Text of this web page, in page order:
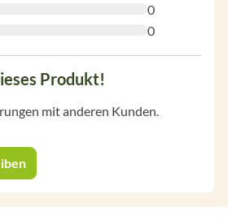
0
0
Produkt!
mit anderen Kunden.